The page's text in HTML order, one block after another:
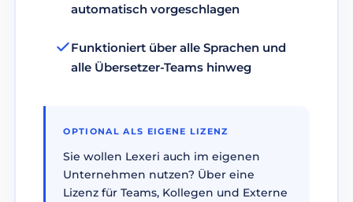
automatisch vorgeschlagen
Funktioniert über alle Sprachen und
alle Übersetzer-Teams hinweg
OPTIONAL ALS EIGENE LIZENZ
Sie wollen Lexeri auch im eigenen
Unternehmen nutzen? Über eine
Lizenz für Teams, Kollegen und Externe